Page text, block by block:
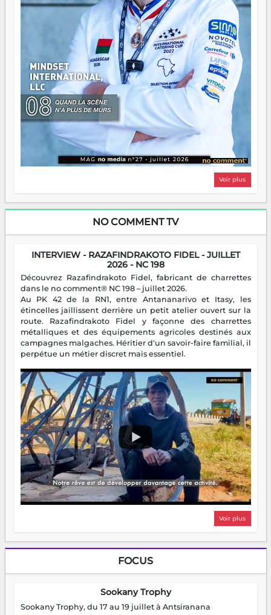
Voir plus
NO COMMENT TV
INTERVIEW - RAZAFINDRAKOTO FIDEL - JUILLET
2026 - NC 198
Découvrez Razafindrakoto Fidel, fabricant de charrettes
dans le no comment® NC 198 – juillet 2026.
Au PK 42 de la RN1, entre Antananarivo et Itasy, les
étincelles jaillissent derrière un petit atelier ouvert sur la
route. Razafindrakoto Fidel y façonne des charrettes
métalliques et des équipements agricoles destinés aux
campagnes malgaches. Héritier d'un savoir-faire familial, il
perpétue un métier discret mais essentiel.
Voir plus
FOCUS
Sookany Trophy
Sookany Trophy, du 17 au 19 juillet à Antsiranana